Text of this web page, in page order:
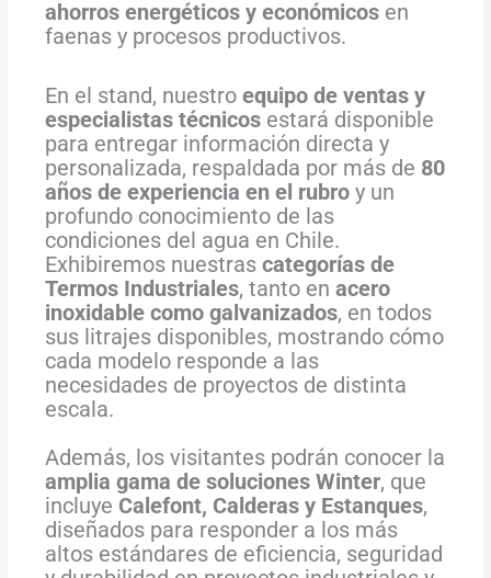
ahorros energéticos y económicos en
faenas y procesos productivos.
En el stand, nuestroequipo de ventas y
especialistas técnicos estará disponible
para entregar información directa y
personalizada, respaldada por más de 80
años de experiencia en el rubro y un
profundo conocimiento de las
condiciones del agua en Chile.
Exhibiremos nuestrascategorías de
Termos Industriales, tanto enacero
inoxidable como galvanizados, en todos
sus litrajes disponibles, mostrando cómo
cada modelo responde a las
necesidades de proyectos de distinta
escala.
Además, los visitantes podrán conocer la
amplia gama de soluciones Winter, que
incluye Calefont, Calderas y Estanques,
diseñados para responder a los más
altos estándares de eficiencia, seguridad